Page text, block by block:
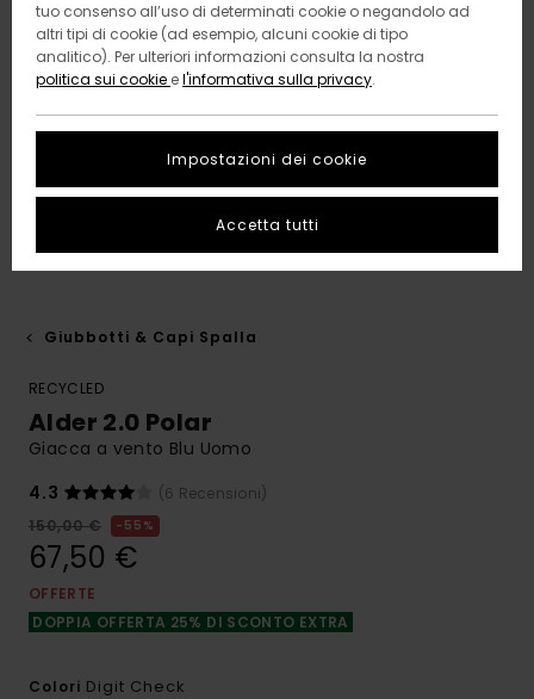
Giubbotti & Capi Spalla
RECYCLED
Alder 2.0 Polar
Giacca a vento Blu Uomo
4.3
(6 Recensioni)
150,00 €
55%
67,50 €
OFFERTE
DOPPIA OFFERTA 25% DI SCONTO EXTRA
Colori Digit Check
tuo consenso all’uso di determinati cookie o negandolo ad
altri tipi di cookie (ad esempio, alcuni cookie di tipo
analitico). Per ulteriori informazioni consulta la nostra
politica sui cookie el'informativa sulla privacy.
Impostazioni dei cookie
Accetta tutti